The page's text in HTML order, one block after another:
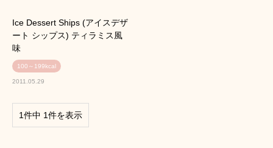
Ice Dessert Ships (アイスデザ
ート シップス) ティラミス風
味
100～199kcal
2011.05.29
1件中 1件を表示